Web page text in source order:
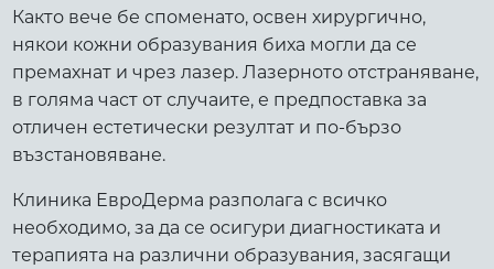
Както вече бе споменато, освен хирургично,
някои кожни образувания биха могли да се
премахнат и чрез лазер. Лазерното отстраняване,
в голяма част от случаите, е предпоставка за
отличен естетически резултат и по-бързо
възстановяване.
Клиника ЕвроДерма разполага с всичко
необходимо, за да се осигури диагностиката и
терапията на различни образувания, засягащи